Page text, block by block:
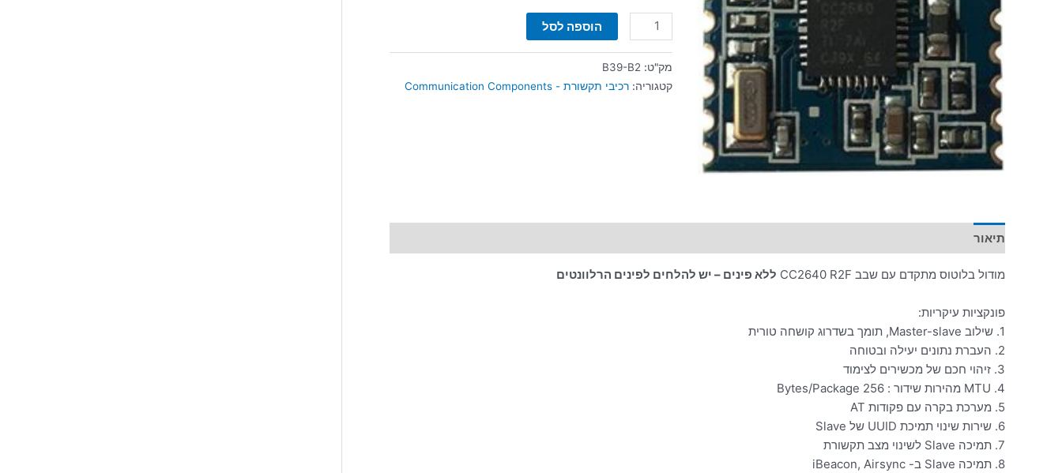
הוספה לסל
מק"ט: B39-B2
קטגוריה: רכיבי תקשורת - Communication Components
תיאור
מודול בלוטוס מתקדם עם שבב CC2640 R2F ללא פינים – יש להלחים לפינים הרלוונטים
פונקציות עיקריות:
1. שילוב Master-slave, תומך בשדרוג קושחה טורית
2. העברת נתונים יעילה ובטוחה
3. זיהוי חכם של מכשירים לצימוד
4. MTU מהירות שידור : 256 Bytes/Package
5. מערכת בקרה עם פקודות AT
6. שירות שינוי תמיכת UUID של Slave
7. תמיכה Slave לשינוי מצב תקשורת
8. תמיכה Slave ב- iBeacon, Airsync